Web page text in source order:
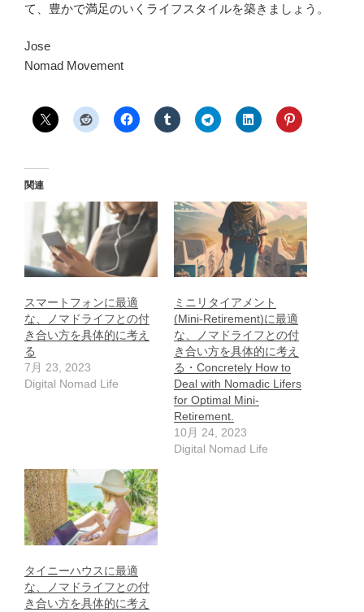
て、豊かで満足のいくライフスタイルを築きましょう。
Jose
Nomad Movement
関連
スマートフォンに最適
な、ノマドライフとの付
き合い方を具体的に考え
る
7月 23, 2023
Digital Nomad Life
ミニリタイアメント
(Mini-Retirement)に最適
な、ノマドライフとの付
き合い方を具体的に考え
る・Concretely How to
Deal with Nomadic Lifers
for Optimal Mini-
Retirement.
10月 24, 2023
Digital Nomad Life
タイニーハウスに最適
な、ノマドライフとの付
き合い方を具体的に考え